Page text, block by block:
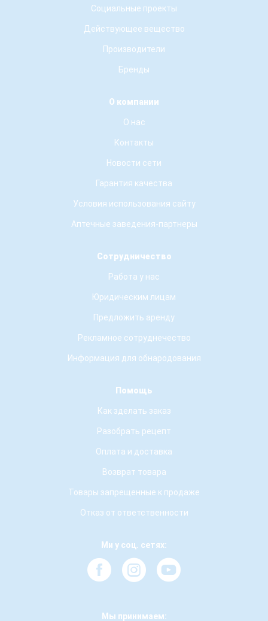
Социальные проекты
Действующее вещество
Производители
Бренды
О компании
О нас
Контакты
Новости сети
Гарантия качества
Условия использования сайту
Аптечные заведения-партнеры
Сотрудничество
Работа у нас
Юридическим лицам
Предложить аренду
Рекламное сотруднечество
Информация для обнародования
Помощь
Как зделать заказ
Разобрать рецепт
Оплата и доставка
Возврат товара
Товары запрещенные к продаже
Отказ от ответственности
Ми у соц. сетях:
Мы принимаем: